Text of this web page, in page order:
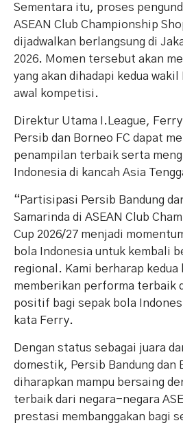
Sementara itu, proses
ASEAN Club Championship
dijadwalkan berlangsung di
2026. Momen tersebut akan
yang akan dihadapi kedua
awal kompetisi.
Direktur Utama I.League,
Persib dan Borneo FC dapat
penampilan terbaik serta
Indonesia di kancah Asia
“Partisipasi Persib Bandung
Samarinda di ASEAN Club
Cup 2026/27 menjadi
bola Indonesia untuk kembali
regional. Kami berharap kedua
memberikan performa terbaik
positif bagi sepak bola
kata Ferry.
Dengan status sebagai juara
domestik, Persib Bandung dan
diharapkan mampu bersaing
terbaik dari negara-negara
prestasi membanggakan bagi